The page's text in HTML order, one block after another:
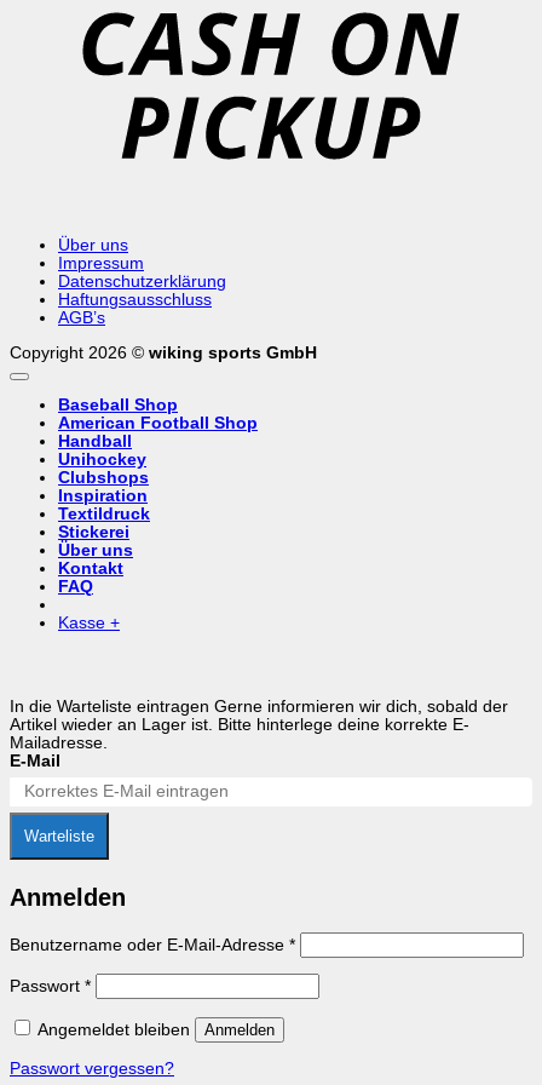
Über uns
Impressum
Datenschutzerklärung
Haftungsausschluss
AGB’s
Copyright 2026 © wiking sports GmbH
Baseball Shop
American Football Shop
Handball
Unihockey
Clubshops
Inspiration
Textildruck
Stickerei
Über uns
Kontakt
FAQ
Kasse +
In die Warteliste eintragen Gerne informieren wir dich, sobald der
Artikel wieder an Lager ist. Bitte hinterlege deine korrekte E-
Mailadresse.
E-Mail
Warteliste
Anmelden
Benutzername oder E-Mail-Adresse *Erforderlich
Passwort *Erforderlich
Angemeldet bleiben Anmelden
Passwort vergessen?